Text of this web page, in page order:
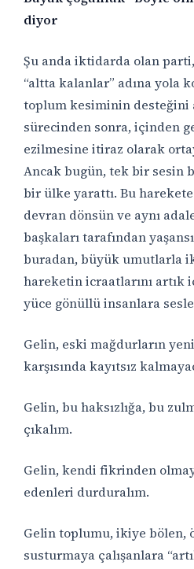
diyor
Şu anda iktidarda olan
“altta kalanlar” adına yola
toplum kesiminin desteğini
sürecinden sonra, içinden
ezilmesine itiraz olarak
Ancak bugün, tek bir sesin
bir ülke yarattı. Bu
devran dönsün ve aynı
başkaları tarafından
buradan, büyük umutlarla
hareketin icraatlarını artık
yüce gönüllü insanlara
Gelin, eski mağdurların
karşısında kayıtsız
Gelin, bu haksızlığa, bu
çıkalım.
Gelin, kendi fikrinden
edenleri durduralım.
Gelin toplumu, ikiye bölen,
susturmaya çalışanlara “